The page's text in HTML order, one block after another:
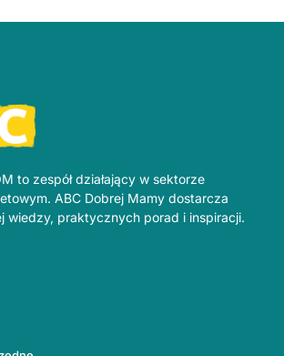
to zespół działający w sektorze
ABC Dobrej Mamy dostarcza
wiedzy, praktycznych porad i inspiracji.